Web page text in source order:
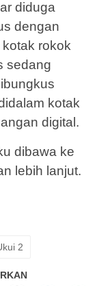
diduga
dengan
rokok
sedang
kotak
digital.
dibawa ke
lebih lanjut.
2